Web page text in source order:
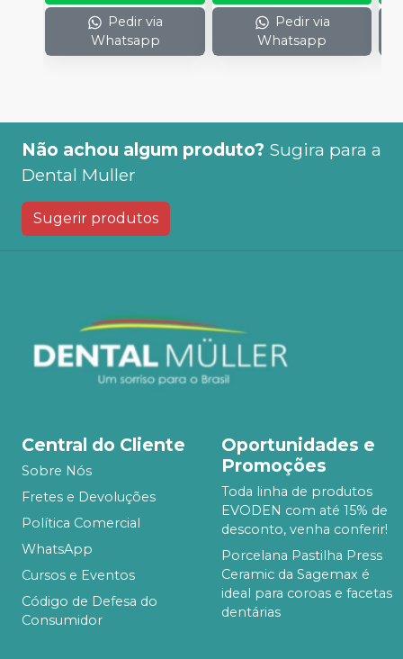
Pedir via
Whatsapp
Pedir via
Whatsapp
Não achou algum produto? Sugira para a
Dental Muller
Sugerir produtos
Central do Cliente
Sobre Nós
Fretes e Devoluções
Política Comercial
WhatsApp
Cursos e Eventos
Código de Defesa do
Consumidor
Oportunidades e
Promoções
Toda linha de produtos
EVODEN com até 15% de
desconto, venha conferir!
Porcelana Pastilha Press
Ceramic da Sagemax é
ideal para coroas e facetas
dentárias